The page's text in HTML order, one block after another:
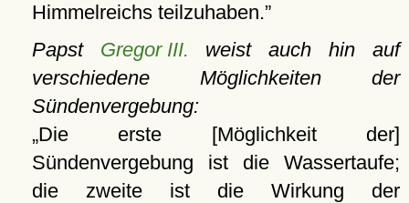
Himmelreichs teilzuhaben.
Papst Gregor III. weist auch hin auf
verschiedene Möglichkeiten der
Sündenvergebung:
Die erste [Möglichkeit der]
Sündenvergebung ist die Wassertaufe;
die zweite ist die Wirkung der